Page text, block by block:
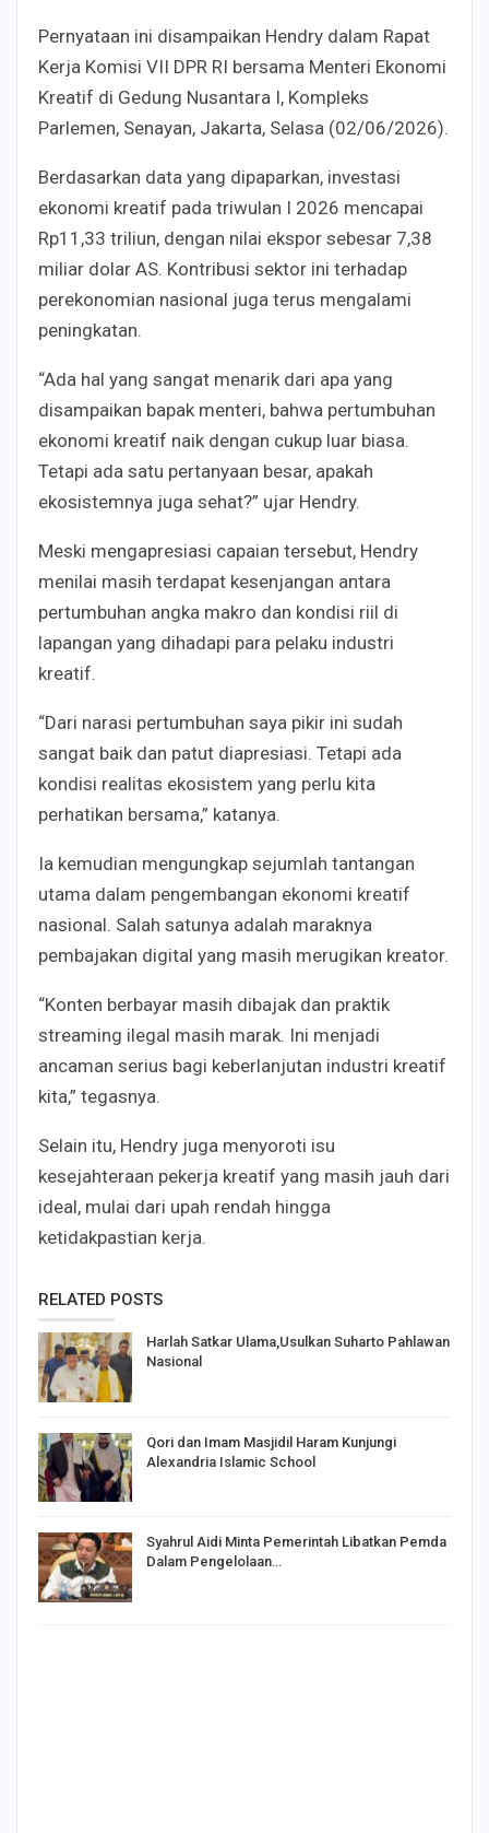
Pernyataan ini disampaikan Hendry dalam Rapat
Kerja Komisi VII DPR RI bersama Menteri Ekonomi
Kreatif di Gedung Nusantara I, Kompleks
Parlemen, Senayan, Jakarta, Selasa (02/06/2026).
Berdasarkan data yang dipaparkan, investasi
ekonomi kreatif pada triwulan I 2026 mencapai
Rp11,33 triliun, dengan nilai ekspor sebesar 7,38
miliar dolar AS. Kontribusi sektor ini terhadap
perekonomian nasional juga terus mengalami
peningkatan.
“Ada hal yang sangat menarik dari apa yang
disampaikan bapak menteri, bahwa pertumbuhan
ekonomi kreatif naik dengan cukup luar biasa.
Tetapi ada satu pertanyaan besar, apakah
ekosistemnya juga sehat?” ujar Hendry.
Meski mengapresiasi capaian tersebut, Hendry
menilai masih terdapat kesenjangan antara
pertumbuhan angka makro dan kondisi riil di
lapangan yang dihadapi para pelaku industri
kreatif.
“Dari narasi pertumbuhan saya pikir ini sudah
sangat baik dan patut diapresiasi. Tetapi ada
kondisi realitas ekosistem yang perlu kita
perhatikan bersama,” katanya.
Ia kemudian mengungkap sejumlah tantangan
utama dalam pengembangan ekonomi kreatif
nasional. Salah satunya adalah maraknya
pembajakan digital yang masih merugikan kreator.
“Konten berbayar masih dibajak dan praktik
streaming ilegal masih marak. Ini menjadi
ancaman serius bagi keberlanjutan industri kreatif
kita,” tegasnya.
Selain itu, Hendry juga menyoroti isu
kesejahteraan pekerja kreatif yang masih jauh dari
ideal, mulai dari upah rendah hingga
ketidakpastian kerja.
RELATED POSTS
Harlah Satkar Ulama,Usulkan Suharto Pahlawan
Nasional
Qori dan Imam Masjidil Haram Kunjungi
Alexandria Islamic School
Syahrul Aidi Minta Pemerintah Libatkan Pemda
Dalam Pengelolaan…